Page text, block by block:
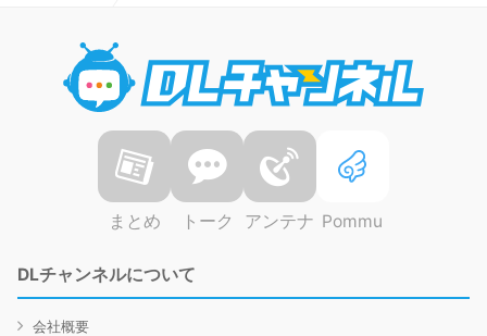
まとめ トーク アンテナ Pommu
DLチャンネルについて
会社概要